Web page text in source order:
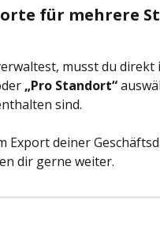
für mehrere
musst du
„Pro Standort“
sind.
Export deiner
dir gerne weiter.